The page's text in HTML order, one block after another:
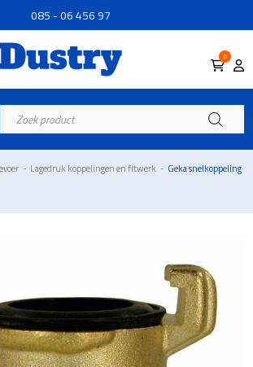
085 - 06 456 97
0
Producten
zoeken
- Lagedruk koppelingen en fitwerk - Geka snelkoppeling